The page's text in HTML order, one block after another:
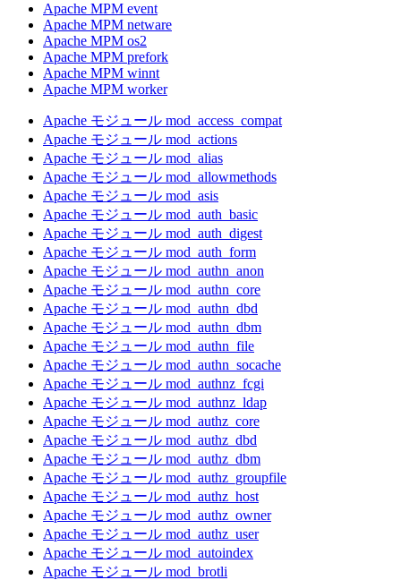
Apache MPM event
Apache MPM netware
Apache MPM os2
Apache MPM prefork
Apache MPM winnt
Apache MPM worker
Apache モジュール mod_access_compat
Apache モジュール mod_actions
Apache モジュール mod_alias
Apache モジュール mod_allowmethods
Apache モジュール mod_asis
Apache モジュール mod_auth_basic
Apache モジュール mod_auth_digest
Apache モジュール mod_auth_form
Apache モジュール mod_authn_anon
Apache モジュール mod_authn_core
Apache モジュール mod_authn_dbd
Apache モジュール mod_authn_dbm
Apache モジュール mod_authn_file
Apache モジュール mod_authn_socache
Apache モジュール mod_authnz_fcgi
Apache モジュール mod_authnz_ldap
Apache モジュール mod_authz_core
Apache モジュール mod_authz_dbd
Apache モジュール mod_authz_dbm
Apache モジュール mod_authz_groupfile
Apache モジュール mod_authz_host
Apache モジュール mod_authz_owner
Apache モジュール mod_authz_user
Apache モジュール mod_autoindex
Apache モジュール mod_brotli